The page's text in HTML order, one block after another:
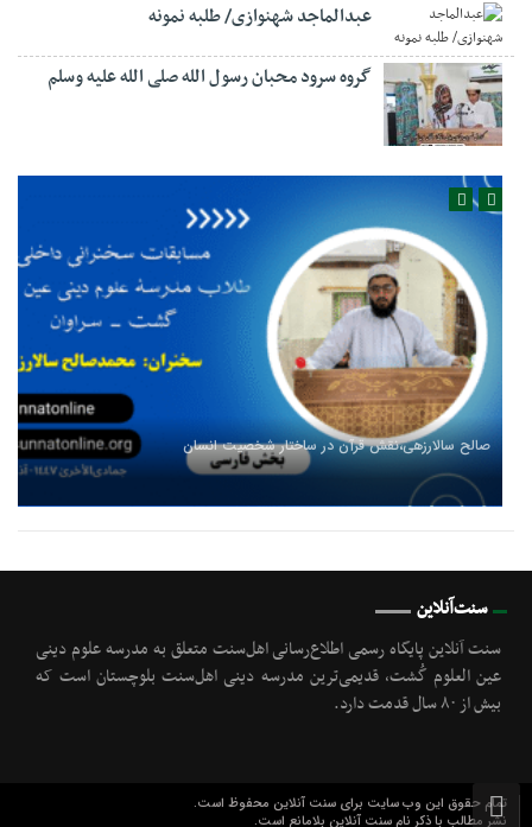
عبدالماجد شهنوازی/ طلبه نمونه
گروه سرود محبان رسول الله صلی الله علیه وسلم
صالح سالارزهی،‌نقش قرآن در ساختار شخصیت انسان
سنت‌آنلاین
سنت آنلاین پایگاه رسمی اطلاع‌رسانی اهل‌سنت متعلق به مدرسه علوم دینی
عین العلوم گُشت, قدیمی‌ترین مدرسه دینی اهل‌سنت بلوچستان است که
بیش از ۸۰ سال قدمت دارد.
تمام حقوق این وب سایت برای سنت آنلاین محفوظ است.
نشر مطالب با ذکر نام سنت آنلاین بلامانع است.